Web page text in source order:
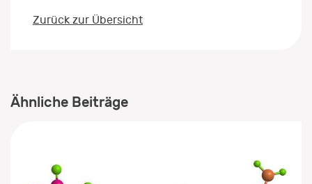
Zurück zur Übersicht
Ähnliche Beiträge